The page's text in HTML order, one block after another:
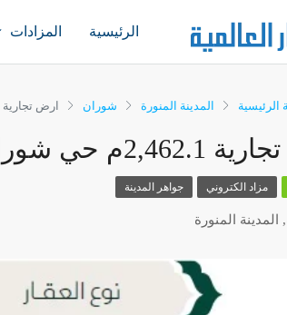
الرئيسية المزادات
الرئيسية المدينة المنورة شوران ارض تجارية 2,462.1م حي شوران – المدينة المنورة
شوران – المدينة المنورة
مزاد الكتروني جواهر المدينة
المدينة المنورة